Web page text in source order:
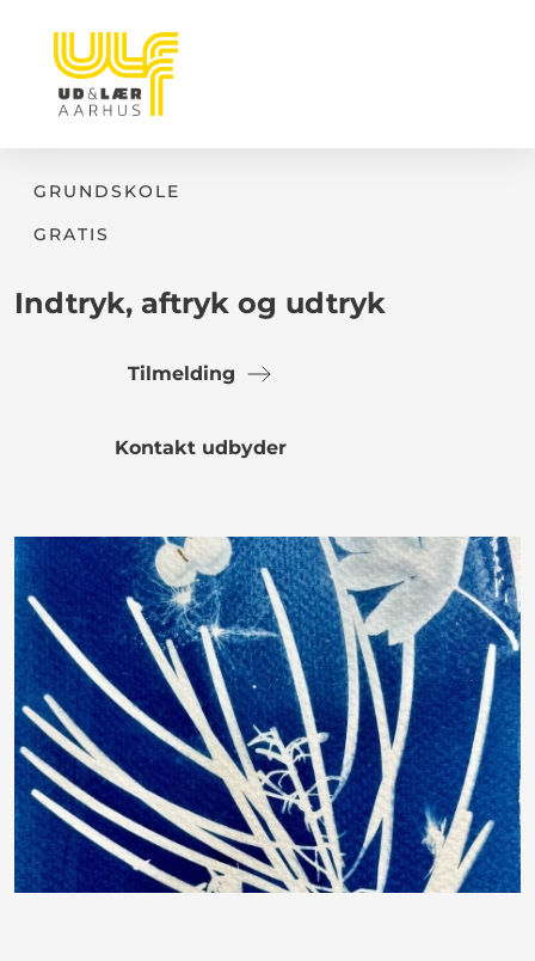
GRUNDSKOLE
GRATIS
Indtryk, aftryk og udtryk
Tilmelding
Kontakt udbyder